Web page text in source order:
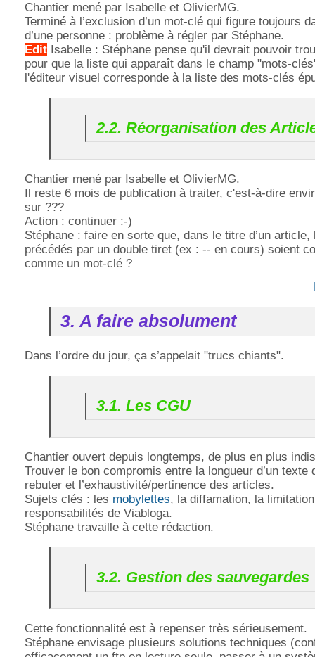
Chantier mené par Isabelle et OlivierMG.
Terminé à l’exclusion d’un mot-clé qui figure toujours
d’une personne : problème à régler par Stéphane.
Edit Isabelle : Stéphane pense qu'il devrait pouvoir
pour que la liste qui apparaît dans le champ "mots-
l'éditeur visuel corresponde à la liste des mots-clés
2.2. Réorganisation des
Chantier mené par Isabelle et OlivierMG.
Il reste 6 mois de publication à traiter, c'est-à-dire
sur ???
Action : continuer :-)
Stéphane : faire en sorte que, dans le titre d’un article,
précédés par un double tiret (ex : -- en cours) soient
comme un mot-clé ?
3. A faire absolument
Dans l’ordre du jour, ça s’appelait "trucs chiants".
3.1. Les CGU
Chantier ouvert depuis longtemps, de plus en plus
Trouver le bon compromis entre la longueur d’un texte
rebuter et l’exhaustivité/pertinence des articles.
Sujets clés : les mobylettes, la diffamation, la
responsabilités de Viabloga.
Stéphane travaille à cette rédaction.
3.2. Gestion des sauvegardes
Cette fonctionnalité est à repenser très sérieusement.
Stéphane envisage plusieurs solutions techniques